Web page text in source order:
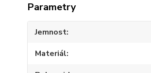
Parametry
Jemnost
Materiál